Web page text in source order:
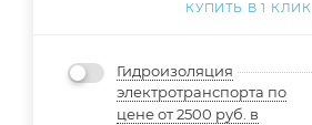
КУПИТЬ В 1 КЛИК
Гидроизоляция
электротранспорта по
цене от 2500 руб. в